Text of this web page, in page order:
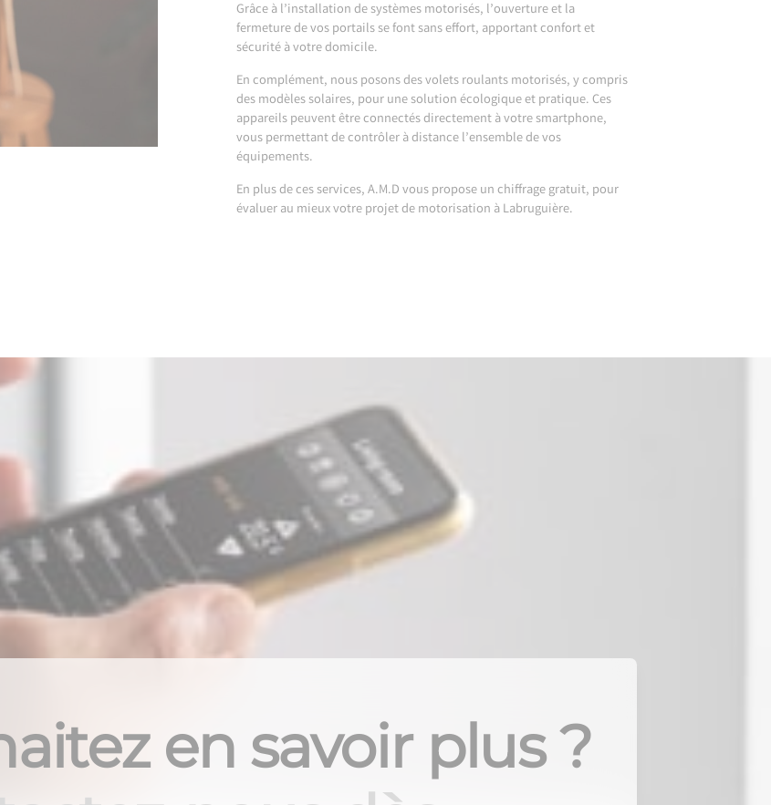
Grâce à l’installation de systèmes motorisés, l’ouverture et la
fermeture de vos portails se font sans effort, apportant confort et
sécurité à votre domicile.
En complément, nous posons des volets roulants motorisés, y compris
des modèles solaires, pour une solution écologique et pratique. Ces
appareils peuvent être connectés directement à votre smartphone,
vous permettant de contrôler à distance l’ensemble de vos
équipements.
En plus de ces services, A.M.D vous propose un chiffrage gratuit, pour
évaluer au mieux votre projet de motorisation à Labruguière.
en savoir plus ?